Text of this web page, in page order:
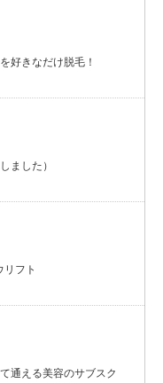
好きなだけ脱毛！
ました）
フト
通える美容のサブスク